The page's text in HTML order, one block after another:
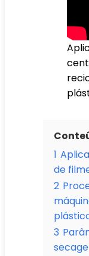
1
de
2
3